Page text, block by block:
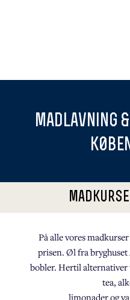
madlavning
På alle vores
prisen. Øl fra bryghuset
bobler. Hertil
tea,